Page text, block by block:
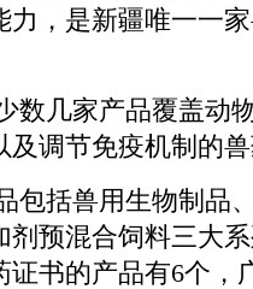
力，是新疆唯一一
数几家产品覆盖动
及调节免疫机制的
包括兽用生物制品
剂预混合饲料三大
证书的产品有6个，